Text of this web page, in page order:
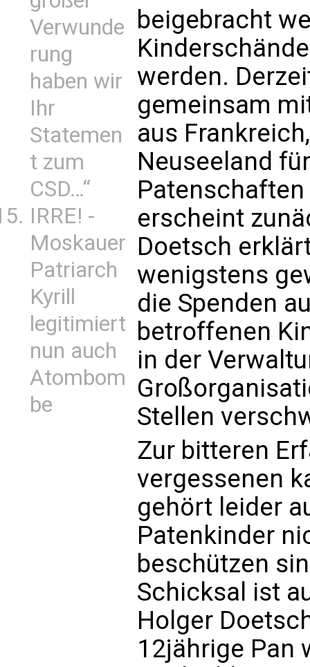
Verwunde
rung
haben wir
Ihr
Statemen
t zum
CSD…“
IRRE! -
Moskauer
Patriarch
Kyrill
legitimiert
nun auch
Atombom
be
beigebracht
werden.
gemeinsam
aus
Neuseeland
erscheint
Doetsch
wenigstens
die Spenden
betroffenen
in der
Stellen
Zur bitteren
vergessenen
gehört leider
Patenkinder
beschützen
Schicksal ist
Holger
12jährige Pan